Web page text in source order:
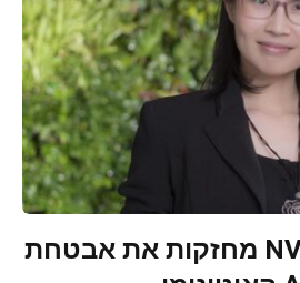
TrendAI ו-NVIDIA מחזקות את אבטחת